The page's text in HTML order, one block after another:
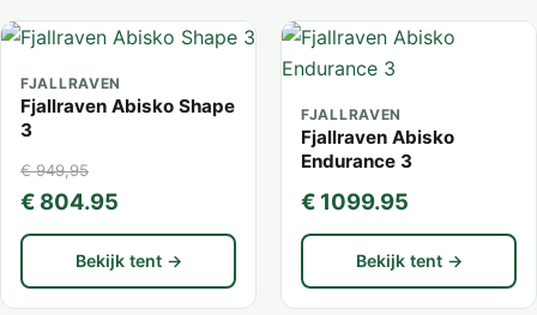
FJALLRAVEN
Fjallraven Abisko Shape
3
€ 949,95
€ 804.95
Bekijk tent →
FJALLRAVEN
Fjallraven Abisko
Endurance 3
€ 1099.95
Bekijk tent →